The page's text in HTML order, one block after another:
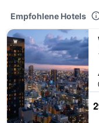
Empfohlene Hotels